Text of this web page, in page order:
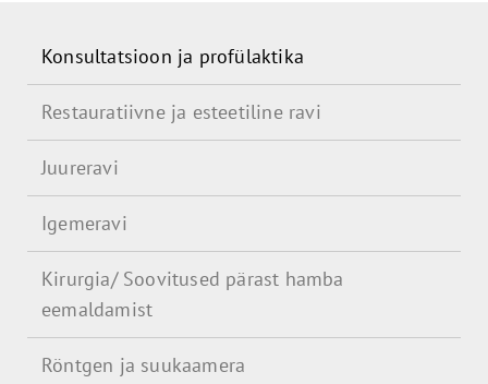
Konsultatsioon ja profülaktika
Restauratiivne ja esteetiline ravi
Juureravi
Igemeravi
Kirurgia/ Soovitused pärast hamba
eemaldamist
Röntgen ja suukaamera